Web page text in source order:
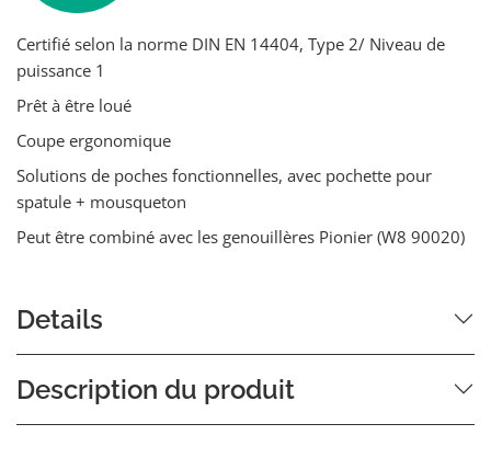
Certifié selon la norme DIN EN 14404, Type 2/ Niveau de
puissance 1
Prêt à être loué
Coupe ergonomique
Solutions de poches fonctionnelles, avec pochette pour
spatule + mousqueton
Peut être combiné avec les genouillères Pionier (W8 90020)
Details
Description du produit